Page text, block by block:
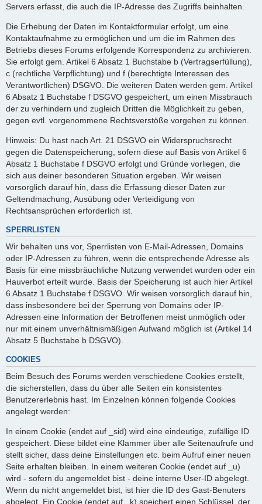
Servers erfasst, die auch die IP-Adresse des Zugriffs beinhalten.
Die Erhebung der Daten im Kontaktformular erfolgt, um eine
Kontaktaufnahme zu ermöglichen und um die im Rahmen des
Betriebs dieses Forums erfolgende Korrespondenz zu archivieren.
Sie erfolgt gem. Artikel 6 Absatz 1 Buchstabe b (Vertragserfüllung),
c (rechtliche Verpflichtung) und f (berechtigte Interessen des
Verantwortlichen) DSGVO. Die weiteren Daten werden gem. Artikel
6 Absatz 1 Buchstabe f DSGVO gespeichert, um einen Missbrauch
der zu verhindern und zugleich Dritten die Möglichkeit zu geben,
gegen evtl. vorgenommene Rechtsverstöße vorgehen zu können.
Hinweis: Du hast nach Art. 21 DSGVO ein Widerspruchsrecht
gegen die Datenspeicherung, sofern diese auf Basis von Artikel 6
Absatz 1 Buchstabe f DSGVO erfolgt und Gründe vorliegen, die
sich aus deiner besonderen Situation ergeben. Wir weisen
vorsorglich darauf hin, dass die Erfassung dieser Daten zur
Geltendmachung, Ausübung oder Verteidigung von
Rechtsansprüchen erforderlich ist.
SPERRLISTEN
Wir behalten uns vor, Sperrlisten von E-Mail-Adressen, Domains
oder IP-Adressen zu führen, wenn die entsprechende Adresse als
Basis für eine missbräuchliche Nutzung verwendet wurden oder ein
Hauverbot erteilt wurde. Basis der Speicherung ist auch hier Artikel
6 Absatz 1 Buchstabe f DSGVO. Wir weisen vorsorglich darauf hin,
dass insbesondere bei der Sperrung von Domains oder IP-
Adressen eine Information der Betroffenen meist unmöglich oder
nur mit einem unverhältnismäßigen Aufwand möglich ist (Artikel 14
Absatz 5 Buchstabe b DSGVO).
COOKIES
Beim Besuch des Forums werden verschiedene Cookies erstellt,
die sicherstellen, dass du über alle Seiten ein konsistentes
Benutzererlebnis hast. Im Einzelnen können folgende Cookies
angelegt werden:
In einem Cookie (endet auf _sid) wird eine eindeutige, zufällige ID
gespeichert. Diese bildet eine Klammer über alle Seitenaufrufe und
stellt sicher, dass deine Einstellungen etc. beim Aufruf einer neuen
Seite erhalten bleiben. In einem weiteren Cookie (endet auf _u)
wird - sofern du angemeldet bist - deine interne User-ID abgelegt.
Wenn du nicht angemeldet bist, ist hier die ID des Gast-Benuters
abgelegt. Ein Cookie (endet auf _k) speichert einen Schlüssel, der